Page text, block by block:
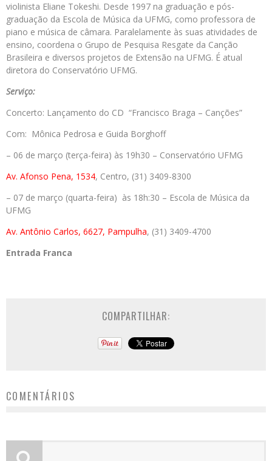
violinista Eliane Tokeshi. Desde 1997 na graduação e pós-
graduação da Escola de Música da UFMG, como professora de
piano e música de câmara. Paralelamente às suas atividades de
ensino, coordena o Grupo de Pesquisa Resgate da Canção
Brasileira e diversos projetos de Extensão na UFMG. É atual
diretora do Conservatório UFMG.
Serviço:
Concerto: Lançamento do CD “Francisco Braga – Canções”
Com: Mônica Pedrosa e Guida Borghoff
– 06 de março (terça-feira) às 19h30 – Conservatório UFMG
Av. Afonso Pena, 1534, Centro, (31) 3409-8300
– 07 de março (quarta-feira) às 18h:30 – Escola de Música da
UFMG
Av. Antônio Carlos, 6627, Pampulha, (31) 3409-4700
Entrada Franca
COMPARTILHAR:
COMENTÁRIOS